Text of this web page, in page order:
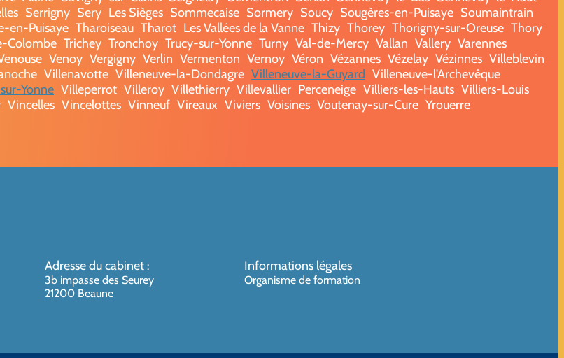
Serrigny Sery Les Sièges Sommecaise Sormery Soucy Sougères-en-Puisaye Soumaintrain
en-Puisaye Tharoiseau Tharot Les Vallées de la Vanne Thizy Thorey Thorigny-sur-Oreuse Thory
Colombe Trichey Tronchoy Trucy-sur-Yonne Turny Val-de-Mercy Vallan Vallery Varennes
Venoy Vergigny Verlin Vermenton Vernoy Véron Vézannes Vézelay Vézinnes Villeblevin
Villenavotte Villeneuve-la-Dondagre Villeneuve-la-Guyard Villeneuve-l'Archevêque
Yonne Villeperrot Villeroy Villethierry Villevallier Perceneige Villiers-les-Hauts Villiers-Louis
Vincelles Vincelottes Vinneuf Vireaux Viviers Voisines Voutenay-sur-Cure Yrouerre
Adresse du cabinet:
3b impasse des Seurey
21200 Beaune
Informations légales
Organisme de formation